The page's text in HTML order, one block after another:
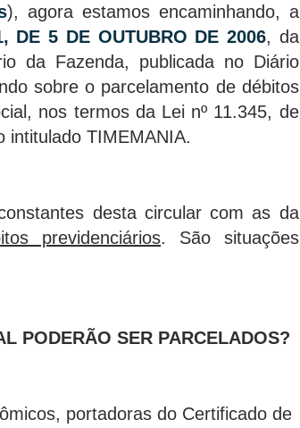
), agora estamos encaminhando, a
DE 5 DE OUTUBRO DE 2006, da
da Fazenda, publicada no Diário
sobre o parcelamento de débitos
nos termos da Lei nº 11.345, de
intitulado TIMEMANIA.
desta circular com as da
previdenciários. São situações
PODERÃO SER PARCELADOS?
portadoras do Certificado de